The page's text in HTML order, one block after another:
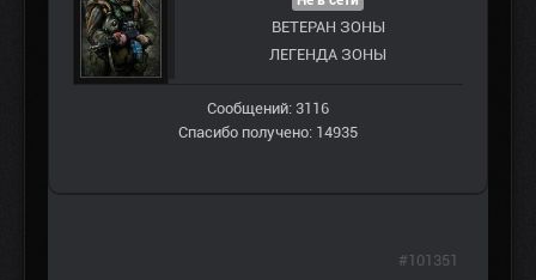
ВЕТЕРАН ЗOНЫ
ЛЕГЕНДА ЗОНЫ
Сообщений: 3116
Спасибо получено: 14935
#101351